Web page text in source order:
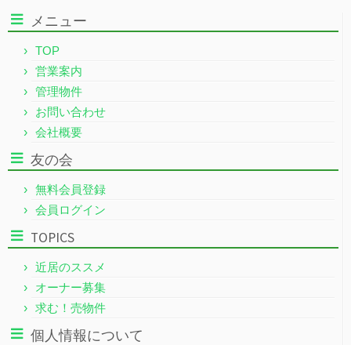
メニュー
TOP
営業案内
管理物件
お問い合わせ
会社概要
友の会
無料会員登録
会員ログイン
TOPICS
近居のススメ
オーナー募集
求む！売物件
個人情報について